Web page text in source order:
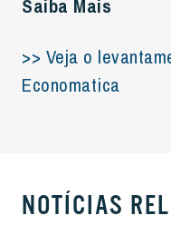
Saiba Mais
>> Veja o
Economatica
NOTÍCIAS